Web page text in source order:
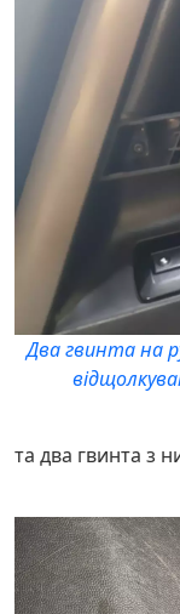
Два гвинта на
та два гвинта з